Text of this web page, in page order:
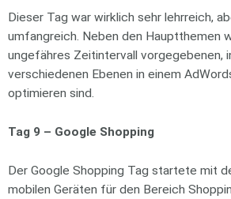
Dieser Tag war wirklich sehr lehrreich,
umfangreich. Neben den Hauptthemen
ungefähres Zeitintervall vorgegebenen,
verschiedenen Ebenen in einem
optimieren sind.
Tag 9 – Google Shopping
Der Google Shopping Tag startete mit
mobilen Geräten für den Bereich